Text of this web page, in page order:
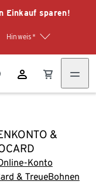
Einkauf sparen!
Hinweis*
&
Konto
& TreueBohnen